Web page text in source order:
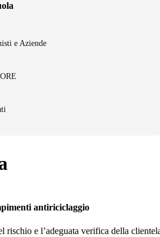
e Aziende
antiriciclaggio
rischio e l’adeguata verifica della